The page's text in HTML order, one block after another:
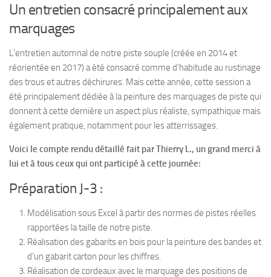
Un entretien consacré principalement aux
marquages
L’entretien automnal de notre piste souple (créée en 2014 et
réorientée en 2017) a été consacré comme d’habitude au rustinage
des trous et autres déchirures. Mais cette année, cette session a
été principalement dédiée à la peinture des marquages de piste qui
donnent à cette dernière un aspect plus réaliste, sympathique mais
également pratique, notamment pour les atterrissages.
Voici le compte rendu détaillé fait par Thierry L., un grand merci à
lui et à tous ceux qui ont participé à cette journée:
Préparation J-3 :
Modélisation sous Excel à partir des normes de pistes réelles
rapportées la taille de notre piste.
Réalisation des gabarits en bois pour la peinture des bandes et
d’un gabarit carton pour les chiffres.
Réalisation de cordeaux avec le marquage des positions de